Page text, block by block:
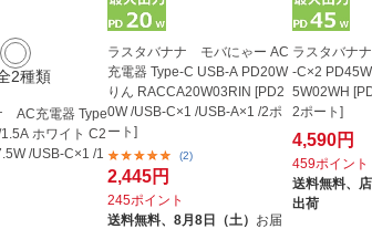
2種類
AC充電器 Type
ホワイト C2
/USB-C×1 /1
ラスタバナナ モバにゃー AC
充電器 Type-C USB-A PD20W
りん RACCA20W03RIN [PD2
0W /USB-C×1 /USB-A×1 /2ポ
ート]
(2)
2,445円
245ポイント
送料無料、8月8日（土） お届
ラスタバナ
-C×2
5W02WH
2ポート]
4,590円
459ポイント
送料無料、
出荷